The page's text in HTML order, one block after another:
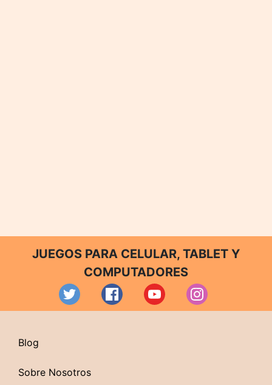
JUEGOS PARA CELULAR, TABLET Y
COMPUTADORES
Blog
Sobre Nosotros